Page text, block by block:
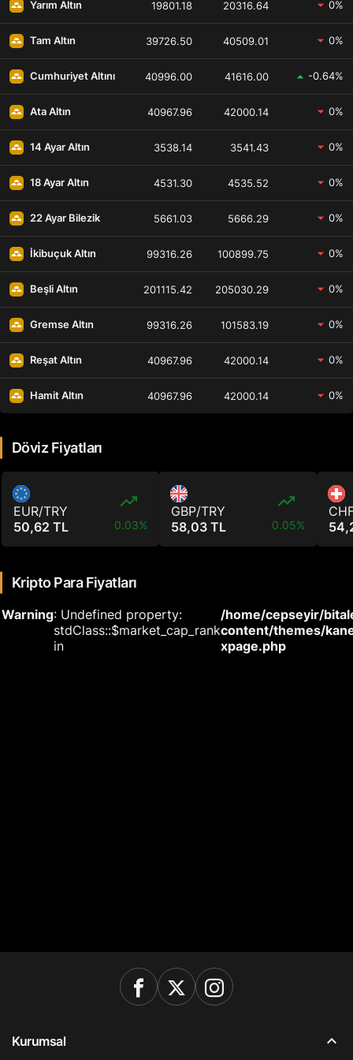
1 Cumhuriyet Altın Ne Kadar 1 Gram Altın Kaç
TL ?
1 Ons Altın Ne Kadar 1 Tam Altın Kaç TL ?
1 Bilezik Ne Kadar 1 Bilezik Kaç TL ?
Yarım Altın 19801.18 20316.64 0%
Tam Altın 39726.50 40509.01 0%
Cumhuriyet Altını 40996.00 41616.00 -0.64%
Ata Altın 40967.96 42000.14 0%
14 Ayar Altın 3538.14 3541.43 0%
18 Ayar Altın 4531.30 4535.52 0%
22 Ayar Bilezik 5661.03 5666.29 0%
İkibuçuk Altın 99316.26 100899.75 0%
Beşli Altın 201115.42 205030.29 0%
Gremse Altın 99316.26 101583.19 0%
Reşat Altın 40967.96 42000.14 0%
Hamit Altın 40967.96 42000.14 0%
Döviz Fiyatları
EUR/TRY
50,62 TL
0.03%
GBP/TRY
58,03 TL
0.05%
Kripto Para Fiyatları
Warning: Undefined property:
stdClass::$market_cap_rank
in
/home/cepseyir/
content/themes/
xpage.php
Kurumsal